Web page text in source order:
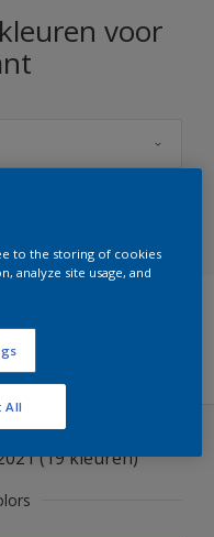
voor
(19 kleuren)
to the storing of cookies
analyze site usage, and
All